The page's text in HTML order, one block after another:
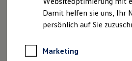
Behörden
Direktkunden
Sonderfahrzeuge
Elektromobilität
Elektroautos
Damit helfen sie uns, Ihr
persönlich auf Sie
Marketing